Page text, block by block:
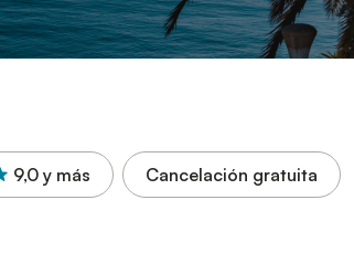
9,0 y más Cancelación gratuita